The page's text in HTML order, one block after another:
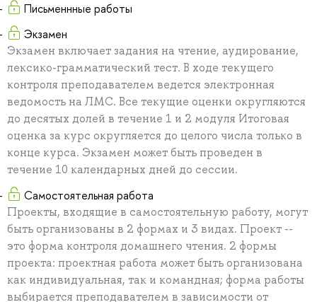
Письменнные работы
Экзамен
Экзамен включает задания на чтение, аудирование,
лексико-грамматический тест. В ходе текущего
контроля преподавателем ведется электронная
ведомость на ЛМС. Все текущие оценки округляются
до десятых долей в течение 1 и 2 модуля Итоговая
оценка за курс округляется до целого числа только в
конце курса. Экзамен может быть проведен в
течение 10 календарных дней до сессии.
Самостоятельная работа
Проекты, входящие в самостоятельную работу, могут
быть организованы в 2 формах и 3 видах. Проект --
это форма контроля домашнего чтения. 2 формы
проекта: проектная работа может быть организована
как индивидуальная, так и командная; форма работы
выбирается преподавателем в зависимости от